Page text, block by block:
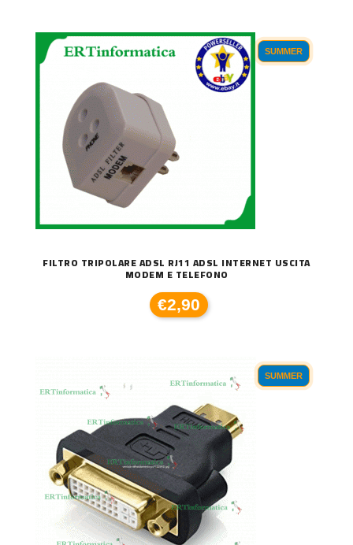
SUMMER
FILTRO TRIPOLARE ADSL RJ11 ADSL INTERNET USCITA
MODEM E TELEFONO
€2,90
SUMMER